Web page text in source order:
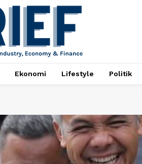
Ekonomi Lifestyle Politik